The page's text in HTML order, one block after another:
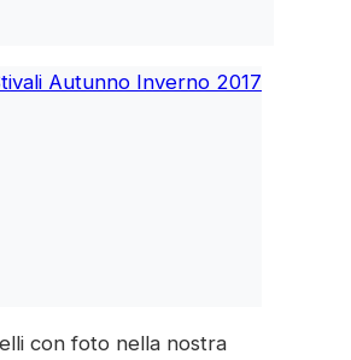
con foto nella nostra